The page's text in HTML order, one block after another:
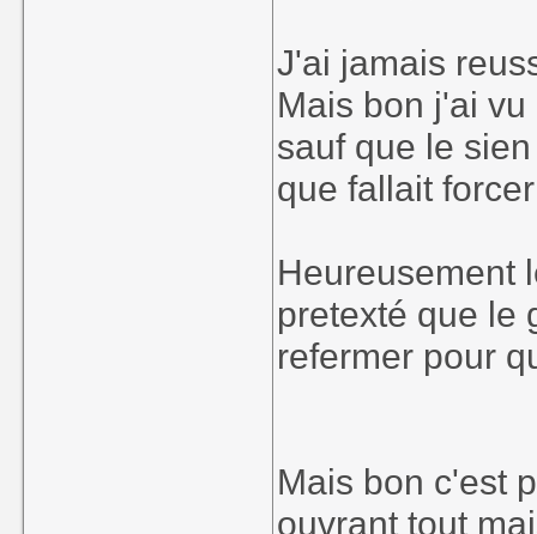
J'ai jamais
Mais bon j'ai
sauf que le
que fallait
Heureusement
pretexté que le
refermer pour
Mais bon c'est
ouvrant tout